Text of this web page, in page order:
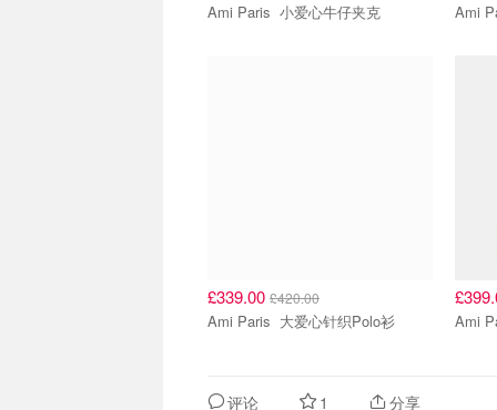
Ami Paris 小爱心牛仔夹克
£339.00 £420.00
Ami Paris 大爱心针织Polo衫
评论 1 分享